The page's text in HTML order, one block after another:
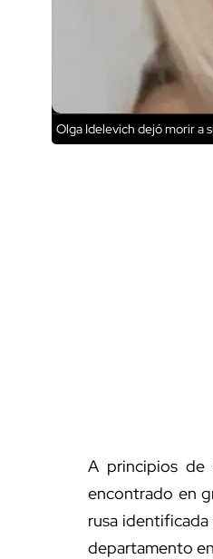
Olga Idelevich dejó morir a
A principios de
encontrado en
rusa
departamento